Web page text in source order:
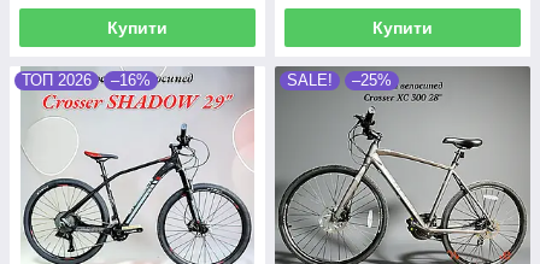
Купити Купити
ТОП 2026 –16% SALE! –25%